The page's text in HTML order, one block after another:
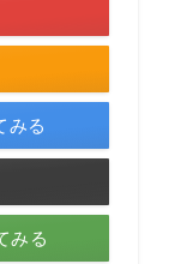
みる
みる